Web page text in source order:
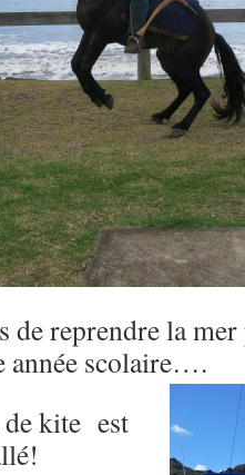
de reprendre la
année scolaire….
de kite est